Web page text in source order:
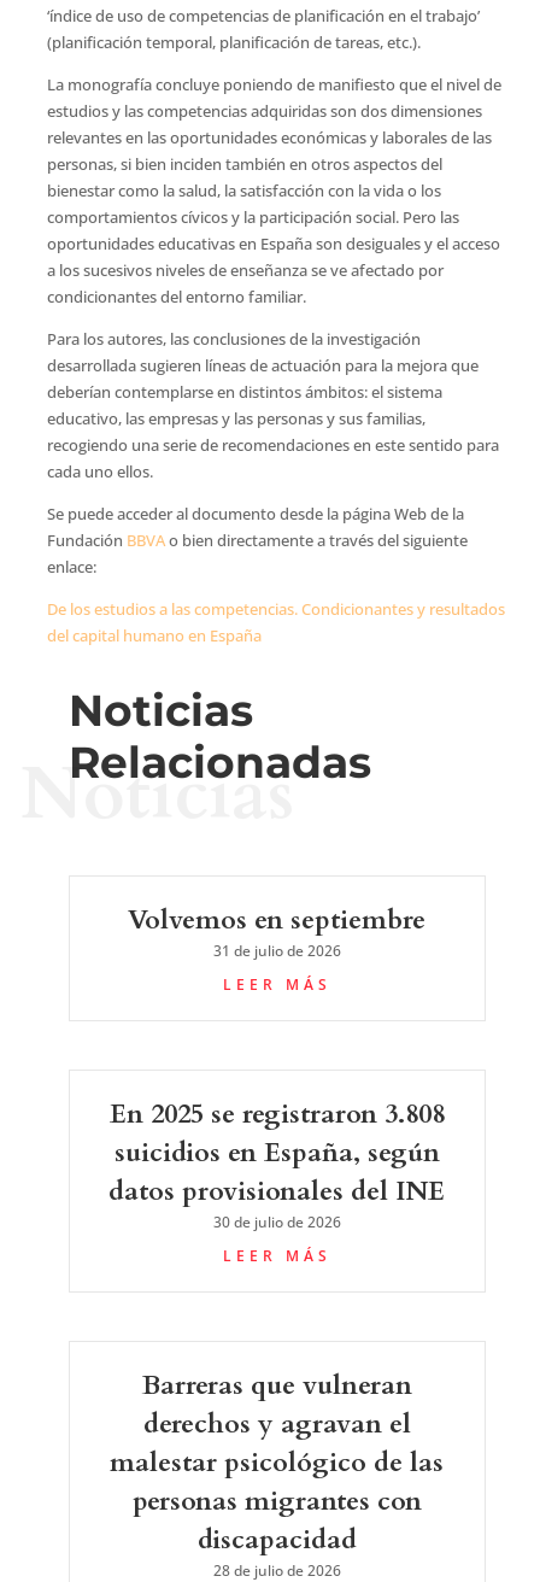
‘índice de uso de competencias de planificación en el trabajo’
(planificación temporal, planificación de tareas, etc.).
La monografía concluye poniendo de manifiesto que el nivel de
estudios y las competencias adquiridas son dos dimensiones
relevantes en las oportunidades económicas y laborales de las
personas, si bien inciden también en otros aspectos del
bienestar como la salud, la satisfacción con la vida o los
comportamientos cívicos y la participación social. Pero las
oportunidades educativas en España son desiguales y el acceso
a los sucesivos niveles de enseñanza se ve afectado por
condicionantes del entorno familiar.
Para los autores, las conclusiones de la investigación
desarrollada sugieren líneas de actuación para la mejora que
deberían contemplarse en distintos ámbitos: el sistema
educativo, las empresas y las personas y sus familias,
recogiendo una serie de recomendaciones en este sentido para
cada uno ellos.
Se puede acceder al documento desde la página Web de la
Fundación BBVAo bien directamente a través del siguiente
enlace:
De los estudios a las competencias. Condicionantes y resultados
del capital humano en España
Noticias
Relacionadas
Noticias
Volvemos en septiembre
31 de julio de 2026
LEER MÁS
En 2025 se registraron 3.808
suicidios en España, según
datos provisionales del INE
30 de julio de 2026
LEER MÁS
Barreras que vulneran
derechos y agravan el
malestar psicológico de las
personas migrantes con
discapacidad
28 de julio de 2026